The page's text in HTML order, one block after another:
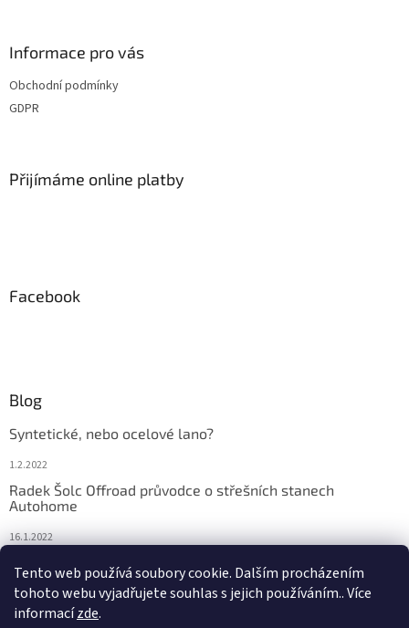
Tento web používá soubory cookie. Dalším procházením
tohoto webu vyjadřujete souhlas s jejich používáním.. Více
informacízde.
Informace pro vás
Obchodní podmínky
GDPR
Přijímáme online platby
Facebook
Blog
Syntetické, nebo ocelové lano?
1.2.2022
Radek Šolc Offroad průvodce o střešních stanech
Autohome
16.1.2022
4.2.2021